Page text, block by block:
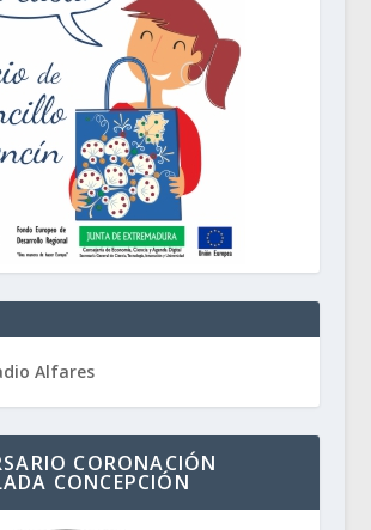
Alfares
CORONACIÓN
CONCEPCIÓN